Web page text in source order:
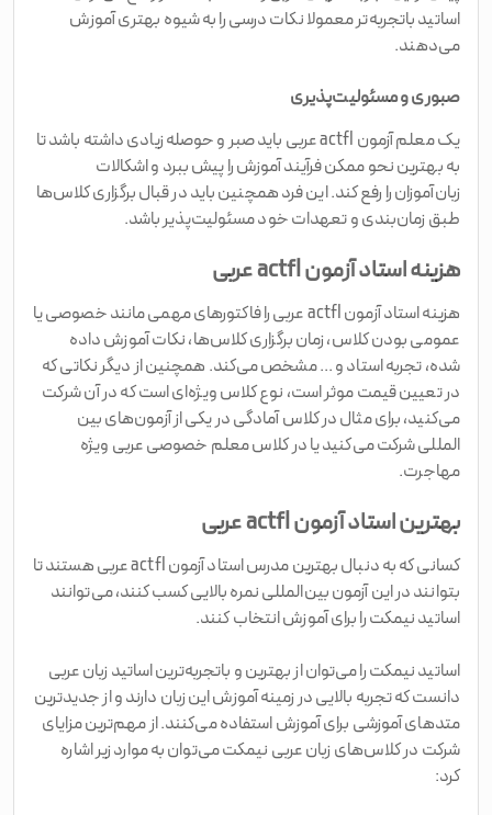
اساتید باتجربه‌تر معمولا نکات درسی را به شیوه بهتری آموزش
می‌دهند.
صبوری و مسئولیت‌پذیری
یک معلم آزمون actfl عربی باید صبر و حوصله زیادی داشته باشد تا
به بهترین نحو ممکن فرآیند آموزش را پیش ببرد و اشکالات
زبان‌آموزان را رفع کند. این فرد همچنین باید در قبال برگزاری کلاس‌ها
طبق زمان‌بندی و تعهدات خود مسئولیت‌‌پذیر باشد.
هزینه استاد آزمون actfl عربی
هزینه استاد آزمون actfl عربی را فاکتورهای مهمی مانند خصوصی یا
عمومی بودن کلاس، زمان برگزاری کلاس‌ها، نکات آموزش داده
شده، تجربه استاد و ... مشخص می‌کند. همچنین از دیگر نکاتی که
در تعیین قیمت موثر است، نوع کلاس ویژه‌ای است که در آن شرکت
می‌کنید، برای مثال در کلاس آمادگی در یکی از آزمون‌های بین
المللی شرکت می‌کنید یا در کلاس معلم خصوصی عربی ویژه
مهاجرت.
بهترین استاد آزمون actfl عربی
کسانی که به دنبال بهترین مدرس استاد آزمون actfl عربی هستند تا
بتوانند در این آزمون بین‌المللی نمره بالایی کسب کنند، می‌توانند
اساتید نیمکت را برای آموزش انتخاب کنند.
اساتید نیمکت را می‌توان از بهترین و باتجربه‌ترین اساتید زبان عربی
دانست که تجربه بالایی در زمینه آموزش این زبان دارند و از جدیدترین
متدهای آموزشی برای آموزش استفاده می‌کنند. از مهم‌ترین مزایای
شرکت در کلاس‌های زبان عربی نیمکت می‌توان به موارد زیر اشاره
کرد: